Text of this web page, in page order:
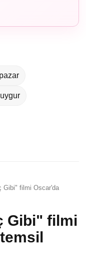
Gibi" filmi Oscar'da
Gibi" filmi